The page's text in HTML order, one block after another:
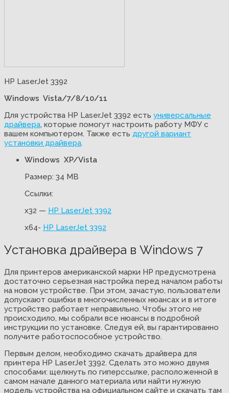
HP LaserJet 3392
Windows Vista/7/8/10/11
Для устройства HP LaserJet 3392 есть универсальные
драйвера, которые помогут настроить работу МФУ с
вашем компьютером. Также есть другой вариант
установки драйвера.
Windows XP/Vista
Размер: 34 MB
Ссылки:
x32 — HP LaserJet 3392
x64- HP LaserJet 3392
Установка драйвера в Windows 7
Для принтеров американской марки НР предусмотрена
достаточно серьезная настройка перед началом работы
на новом устройстве. При этом, зачастую, пользователи
допускают ошибки в многочисленных нюансах и в итоге
устройство работает неправильно. Чтобы этого не
происходило, мы собрали все нюансы в подробной
инструкции по установке. Следуя ей, вы гарантированно
получите работоспособное устройство.
Первым делом, необходимо скачать драйвера для
принтера HP LaserJet 3392. Сделать это можно двумя
способами: щелкнуть по гиперссылке, расположенной в
самом начале данного материала или найти нужную
модель устройства на официальном сайте и скачать там